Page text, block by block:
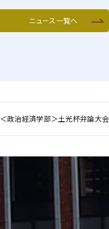
ニュース一覧へ
＜政治経済学部＞土光杯弁論大会